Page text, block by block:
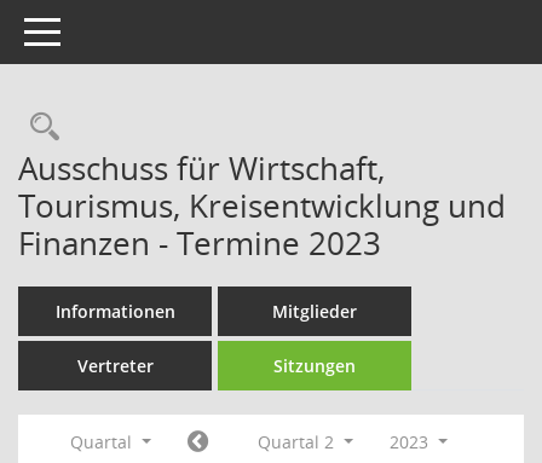
Toggle navigation
Rechercheauswahl
Ausschuss für Wirtschaft,
Tourismus, Kreisentwicklung und
Finanzen - Termine 2023
Informationen Mitglieder
Vertreter Sitzungen
Quartal Quartal 2
2023